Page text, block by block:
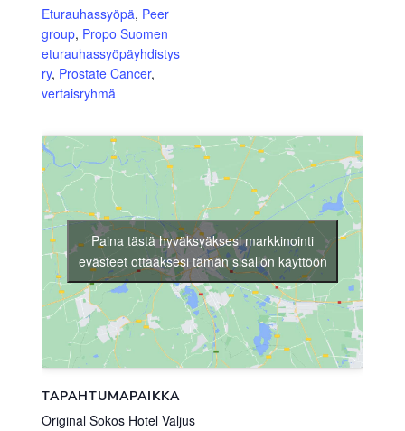
Eturauhassyöpä, Peer
group, Propo Suomen
eturauhassyöpäyhdistys
ry, Prostate Cancer,
vertaisryhmä
TAPAHTUMAPAIKKA
Original Sokos Hotel Valjus
Paina tästä hyväksyäksesi markkinointi
evästeet ottaaksesi tämän sisällön käyttöön